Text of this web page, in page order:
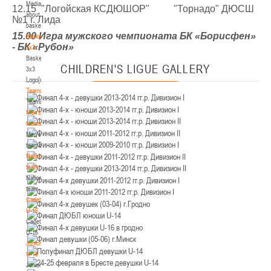
Media
about
basketball
Basketball
3x3
Basketball
3x3
Logo[modid=121]
Teams
Teams
Men's
teams
Men's
teams
National
team
National
team
Cadets
U-16
Cadets
U-16
Juniors
U-18
Juniors
Минск
U-12, юноши
IV тур – юноши 2014-2015 гг.р., Дивизион 2, 21-22 марта 2026 г., г. Минск, ул.
Уральская 3А
Брест
U-16, девушки
IV тур – девушки 2010-2011 гг.р., дивизион 2, 18-19 марта 2026 г., г. Брест, ул.
ул. Ленинградская, 4
17-18.03.2026
Гродно
U-14, девушки
IV тур – девушки 2012-2013 гг.р., дивизион 2, 17-18 марта 2026 г., г. Гродно,
ул. Врублевского, 92
14-15.03.2026
U-16 , девушки
III тур – девушки 2010-2011 гг.р., Дивизион 1, 14-15 марта 2026 г., г. Минск, ул.
12.15 "Логойская КСДЮШОР" "Торнадо" ДЮСШ
№1 г. Лида
15.00 Игра мужского чемпионата БК «Борисфен»
- БК «Рубон»
CHILDREN'S LIGUE GALLERY